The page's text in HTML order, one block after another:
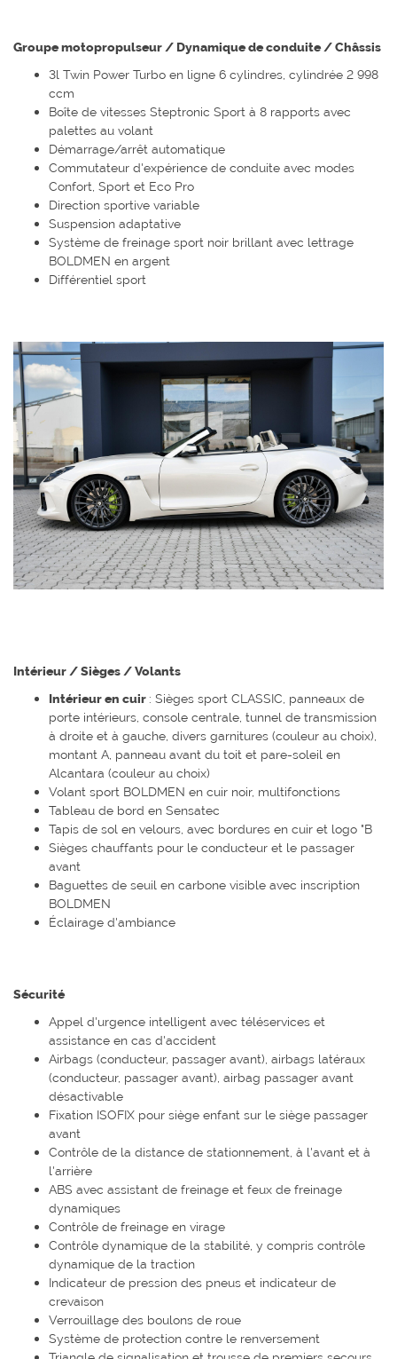
Groupe motopropulseur / Dynamique de conduite / Châssis
3l Twin Power Turbo en ligne 6 cylindres, cylindrée 2 998
ccm
Boîte de vitesses Steptronic Sport à 8 rapports avec
palettes au volant
Démarrage/arrêt automatique
Commutateur d'expérience de conduite avec modes
Confort, Sport et Eco Pro
Direction sportive variable
Suspension adaptative
Système de freinage sport noir brillant avec lettrage
BOLDMEN en argent
Différentiel sport
Intérieur / Sièges / Volants
Intérieur en cuir : Sièges sport CLASSIC, panneaux de
porte intérieurs, console centrale, tunnel de transmission
à droite et à gauche, divers garnitures (couleur au choix),
montant A, panneau avant du toit et pare-soleil en
Alcantara (couleur au choix)
Volant sport BOLDMEN en cuir noir, multifonctions
Tableau de bord en Sensatec
Tapis de sol en velours, avec bordures en cuir et logo "B
Sièges chauffants pour le conducteur et le passager
avant
Baguettes de seuil en carbone visible avec inscription
BOLDMEN
Éclairage d'ambiance
Sécurité
Appel d'urgence intelligent avec téléservices et
assistance en cas d'accident
Airbags (conducteur, passager avant), airbags latéraux
(conducteur, passager avant), airbag passager avant
désactivable
Fixation ISOFIX pour siège enfant sur le siège passager
avant
Contrôle de la distance de stationnement, à l'avant et à
l'arrière
ABS avec assistant de freinage et feux de freinage
dynamiques
Contrôle de freinage en virage
Contrôle dynamique de la stabilité, y compris contrôle
dynamique de la traction
Indicateur de pression des pneus et indicateur de
crevaison
Verrouillage des boulons de roue
Système de protection contre le renversement